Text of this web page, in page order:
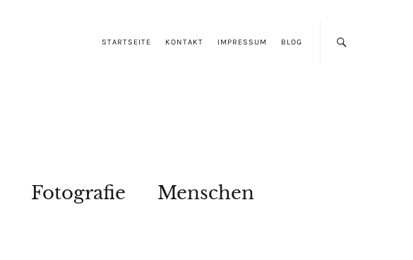
STARTSEITE KONTAKT IMPRESSUM BLOG
Fotografie Menschen